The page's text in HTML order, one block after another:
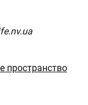
пространство